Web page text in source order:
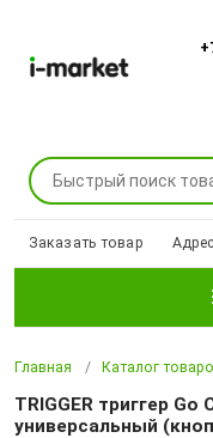
Заказать товар
Главная Каталог
TRIGGER триггер
универсальный